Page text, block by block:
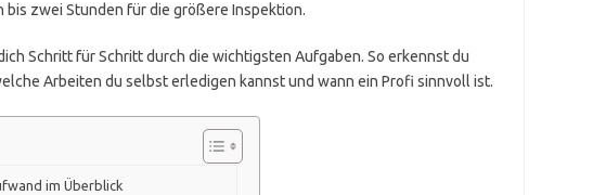
bis zwei Stunden für die größere Inspektion.
Schritt für Schritt durch die wichtigsten Aufgaben. So erkennst du
Arbeiten du selbst erledigen kannst und wann ein Profi sinnvoll ist.
im Überblick